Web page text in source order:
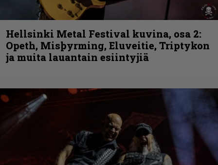
Hellsinki Metal Festival kuvina, osa 2:
Opeth, Misþyrming, Eluveitie, Triptykon
ja muita lauantain esiintyjiä